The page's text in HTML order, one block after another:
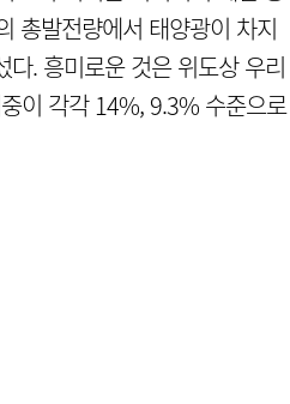
총발전량에서 태양광이 차지
. 흥미로운 것은 위도상 우리
이 각각 14%, 9.3% 수준으로